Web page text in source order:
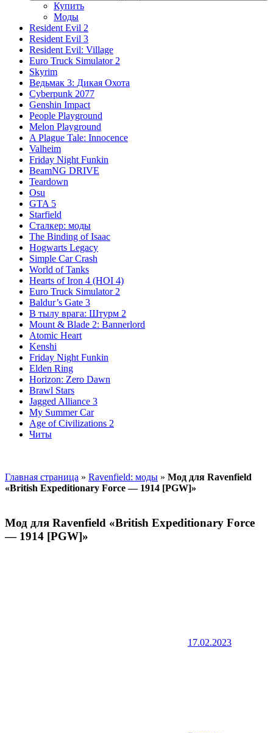
Купить
Моды
Resident Evil 2
Resident Evil 3
Resident Evil: Village
Euro Truck Simulator 2
Skyrim
Ведьмак 3: Дикая Охота
Cyberpunk 2077
Genshin Impact
People Playground
Melon Playground
A Plague Tale: Innocence
Valheim
Friday Night Funkin
BeamNG DRIVE
Teardown
Osu
GTA 5
Starfield
Сталкер: моды
The Binding of Isaac
Hogwarts Legacy
Simple Car Crash
World of Tanks
Hearts of Iron 4 (HOI 4)
Euro Truck Simulator 2
Baldur’s Gate 3
В тылу врага: Штурм 2
Mount & Blade 2: Bannerlord
Atomic Heart
Kenshi
Friday Night Funkin
Elden Ring
Horizon: Zero Dawn
Brawl Stars
Jagged Alliance 3
My Summer Car
Age of Civilizations 2
Читы
Главная страница » Ravenfield: моды » Мод для Ravenfield
«British Expeditionary Force — 1914 [PGW]»
Мод для Ravenfield «British Expeditionary Force
— 1914 [PGW]»
17.02.2023